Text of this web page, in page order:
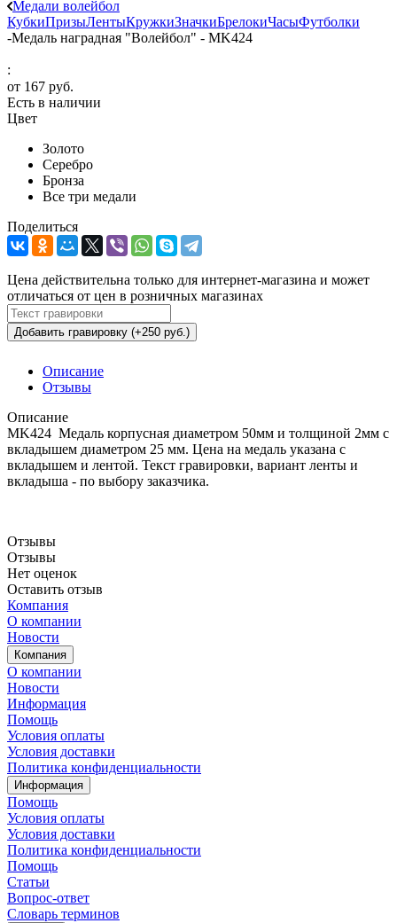
Медали волейбол
КубкиПризыЛентыКружкиЗначкиБрелокиЧасыФутболки
-Медаль наградная "Волейбол" - MK424
:
от 167 руб.
Есть в наличии
Цвет
Золото
Серебро
Бронза
Все три медали
Поделиться
Цена действительна только для интернет-магазина и может
отличаться от цен в розничных магазинах
Добавить гравировку (+250 руб.)
Описание
Отзывы
Описание
MK424 Медаль корпусная диаметром 50мм и толщиной 2мм с
вкладышем диаметром 25 мм. Цена на медаль указана с
вкладышем и лентой. Текст гравировки, вариант ленты и
вкладыша - по выбору заказчика.
Отзывы
Отзывы
Нет оценок
Оставить отзыв
Компания
О компании
Новости
Компания
О компании
Новости
Информация
Помощь
Условия оплаты
Условия доставки
Политика конфиденциальности
Информация
Помощь
Условия оплаты
Условия доставки
Политика конфиденциальности
Помощь
Статьи
Вопрос-ответ
Словарь терминов